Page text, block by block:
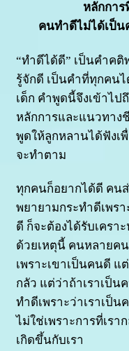
หลักการ
คนทำดีไม่ได้เป็น
“ทำดีได้ดี” เป็นคำค
รู้จักดี เป็นคำที่ทุกคน
เด็ก คำพูดนี้จึงเข้าไป
หลักการและแนวทาง
พูดให้ลูกหลานได้ฟังเ
จะทำตาม
ทุกคนก็อยากได้ดี คน
พยายามกระทำดีเพร
ดี ก็จะต้องได้รับเครา
ด้วยเหตุนี้ คนหลายค
เพราะเขาเป็นคนดี แ
กลัว แต่ว่าถ้าเราเป็น
ทำดีเพราะว่าเราเป็น
ไม่ใช่เพราะการที่เรา
เกิดขึ้นกับเรา